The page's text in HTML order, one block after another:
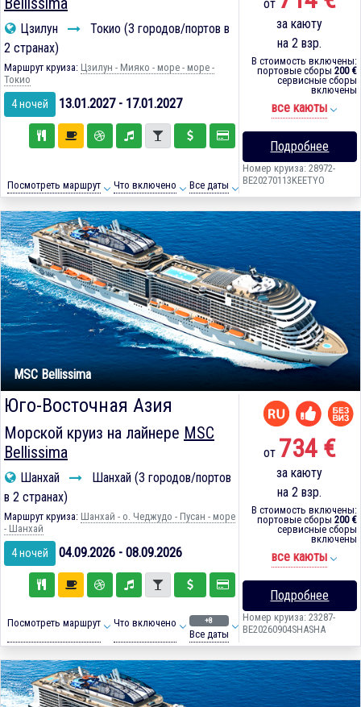
Цзилун
Токио (3 городов/портов в
2 странах)
Маршрут круиза: Цзилун - Мияко - море - море -
Токио
4 ночей 13.01.2027 - 17.01.2027
Посмотреть маршрут Что включено Все даты
от
за каюту
на 2 взр.
В стоимость включены:
портовые сборы 200 €
сервисные сборы
включены
все каюты
Подробнее
Номер круиза: 28972-
BE20270113KEETYO
MSC Bellissima
Юго-Восточная Азия
Морской круиз на лайнере MSC
Bellissima
Шанхай
Шанхай (3 городов/портов
в 2 странах)
Маршрут круиза: Шанхай - о. Чеджудо - Пусан - море
- Шанхай
4 ночей 04.09.2026 - 08.09.2026
Посмотреть маршрут Что включено +8
Все даты
от 734 €
за каюту
на 2 взр.
В стоимость включены:
портовые сборы 200 €
сервисные сборы
включены
все каюты
Подробнее
Номер круиза: 23287-
BE20260904SHASHA